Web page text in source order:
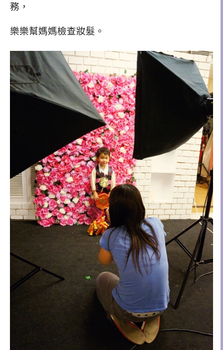
務，
樂樂幫媽媽檢查妝髮。